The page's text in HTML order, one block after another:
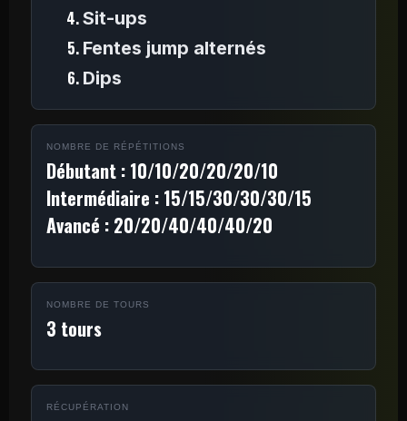
Sit-ups
Fentes jump alternés
Dips
NOMBRE DE RÉPÉTITIONS
Débutant : 10/10/20/20/20/10
Intermédiaire : 15/15/30/30/30/15
Avancé : 20/20/40/40/40/20
NOMBRE DE TOURS
3 tours
RÉCUPÉRATION